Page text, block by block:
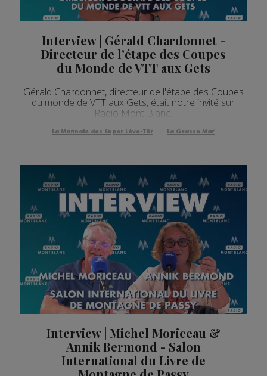
Interview | Gérald Chardonnet -
Directeur de l’étape des Coupes
du Monde de VTT aux Gets
Gérald Chardonnet, directeur de l'étape des Coupes
du monde de VTT aux Gets, était notre invité sur
Radio Mont Blanc.
La Matinale des Super Lève-Tôt La Grasse Mat'
Interview | Michel Moriceau &
Annik Bermond - Salon
International du Livre de